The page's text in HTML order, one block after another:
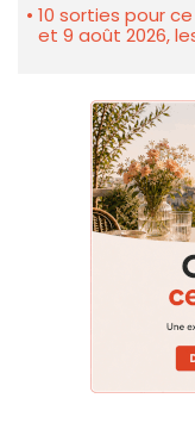
10 sorties pour
et 9 août 2026,